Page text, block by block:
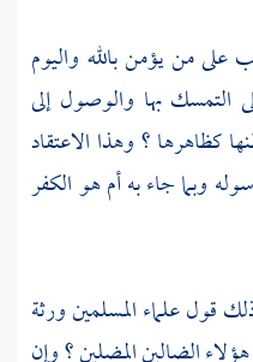
من يؤمن بالله واليوم
التمسك بها والوصول إلى
كظاهرها ؟ وهذا الاعتقاد
وبما جاء به أم هو الكفر
قول علماء المسلمين ورثة